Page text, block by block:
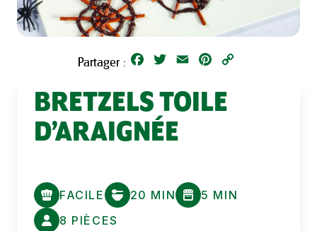
Partager : Facebook
Twitter Email Pinterest
BRETZELS TOILE
D’ARAIGNÉE
FACILE 20 MIN
5 MIN
8 PIÈCES